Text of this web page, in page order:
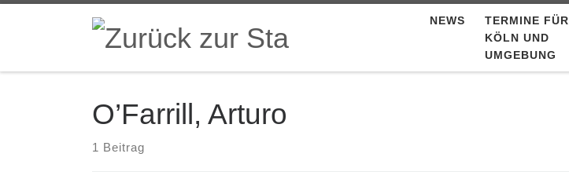
Zum Inhalt springen NEWS
TERMINE FÜR
KÖLN UND
UMGEBUNG
O’Farrill, Arturo
1 Beitrag